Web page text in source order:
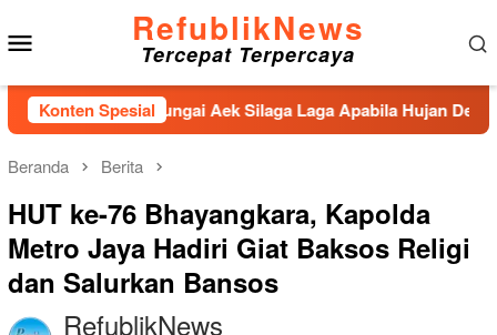
ke
konten
RefublikNews
Tercepat Terpercaya
Konten Spesial
Sungai Aek Silaga Laga Apabila Hujan Deras
Beranda Berita
HUT ke-76 Bhayangkara, Kapolda
Metro Jaya Hadiri Giat Baksos Religi
dan Salurkan Bansos
RefublikNews